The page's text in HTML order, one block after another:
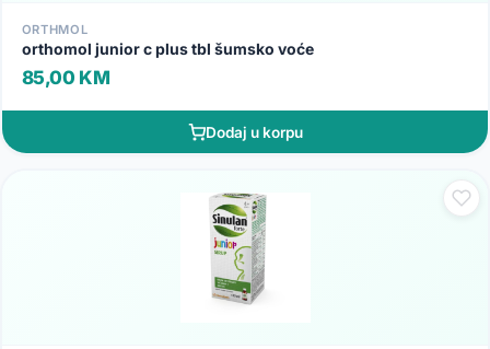
ORTHMOL
orthomol junior c plus tbl šumsko voće
85,00 KM
Dodaj u korpu